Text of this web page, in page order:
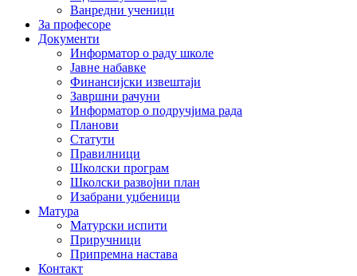
Ванредни ученици
За професоре
Документи
Информатор о раду школе
Јавне набавке
Финансијски извештаји
Завршни рачуни
Информатор о подручјима рада
Планови
Статути
Правилници
Школски програм
Школски развојни план
Изабрани уџбеници
Матура
Матурски испити
Приручници
Припремна настава
Контакт